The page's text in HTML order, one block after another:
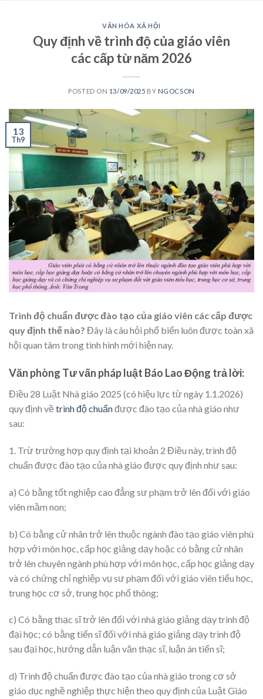
VĂN HÓA XÃ HỘI
Quy định về trình độ của giáo viên
các cấp từ năm 2026
POSTED ON 13/09/2025 BY NGOCSON
13
Th9
Trình độ chuẩn được đào tạo của giáo viên các cấp được
quy định thế nào? Đây là câu hỏi phổ biến luôn được toàn xã
hội quan tâm trong tình hình mới hiện nay.
Văn phòng Tư vấn pháp luật Báo Lao Động trả lời:
Điều 28 Luật Nhà giáo 2025 (có hiệu lực từ ngày 1.1.2026)
quy định về trình độ chuẩnđược đào tạo của nhà giáo như
sau:
1. Trừ trường hợp quy định tại khoản 2 Điều này, trình độ
chuẩn được đào tạo của nhà giáo được quy định như sau:
a) Có bằng tốt nghiệp cao đẳng sư phạm trở lên đối với giáo
viên mầm non;
b) Có bằng cử nhân trở lên thuộc ngành đào tạo giáo viên phù
hợp với môn học, cấp học giảng dạy hoặc có bằng cử nhân
trở lên chuyên ngành phù hợp với môn học, cấp học giảng dạy
và có chứng chỉ nghiệp vụ sư phạm đối với giáo viên tiểu học,
trung học cơ sở, trung học phổ thông;
c) Có bằng thạc sĩ trở lên đối với nhà giáo giảng dạy trình độ
đại học; có bằng tiến sĩ đối với nhà giáo giảng dạy trình độ
sau đại học, hướng dẫn luận văn thạc sĩ, luận án tiến sĩ;
d) Trình độ chuẩn được đào tạo của nhà giáo trong cơ sở
giáo dục nghề nghiệp thực hiện theo quy định của Luật Giáo